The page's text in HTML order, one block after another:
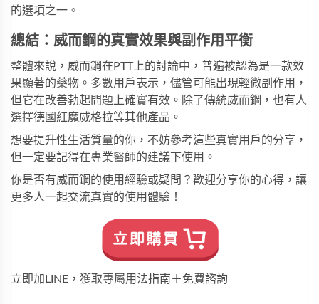
的選項之一。
總結：威而鋼的真實效果與副作用平衡
整體來說，威而鋼在PTT上的討論中，普遍被認為是一款效
果顯著的藥物。多數用戶表示，儘管可能出現輕微副作用，
但它在改善勃起問題上確實有效。除了傳統威而鋼，也有人
選擇德國紅魔威格拉等其他產品。
想要提升性生活質量的你，不妨參考這些真實用戶的分享，
但一定要記得在專業醫師的建議下使用。
你是否有威而鋼的使用經驗或疑問？歡迎分享你的心得，讓
更多人一起交流真實的使用體驗！
立即加LINE，獲取專屬用法指南＋免費諮詢